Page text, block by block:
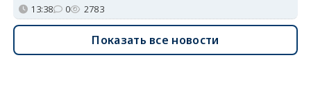
13:38 0 2783
Показать все новости